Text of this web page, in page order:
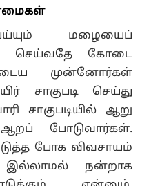
மழையைப்
செய்வதே கோடை
முன்னோர்கள்
சாகுபடி செய்து
சாகுபடியில் ஆறு
போடுவார்கள்.
போக விவசாயம்
இல்லாமல் நன்றாக